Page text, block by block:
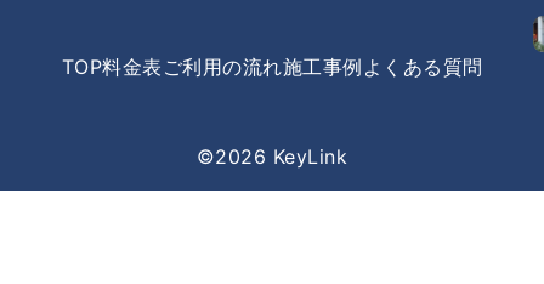
TOP料金表 ご利用の流れ施工事例 よくある質問
©2026 KeyLink